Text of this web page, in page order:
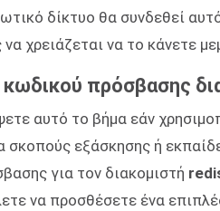
δίκτυο θα συνδεθεί
χρειάζεται να το κάνετε
πρόσβασης
αυτό το βήμα εάν
σκοπούς εξάσκησης ή
για τον διακομιστή
να προσθέσετε ένα